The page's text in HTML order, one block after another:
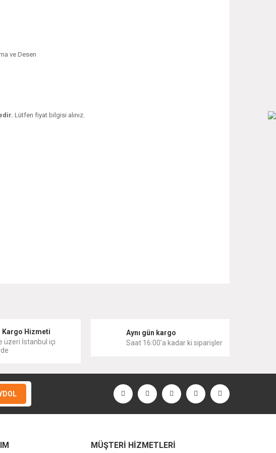
ve Desen
Lütfen fiyat bilgisi alınız.
Kargo Hizmeti
üzeri İstanbul içi
Aynı gün kargo
Saat 16:00'a kadar ki siparişler
MÜŞTERİ HİZMETLERİ